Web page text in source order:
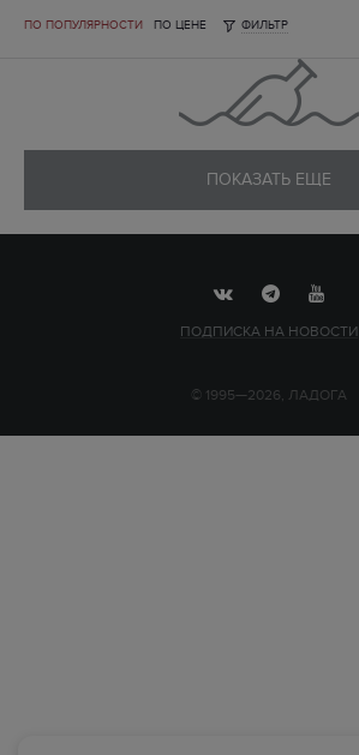
ПО ПОПУЛЯРНОСТИ ПО ЦЕНЕ ФИЛЬТР
ПОКАЗАТЬ ЕЩЕ
ПОДПИСКА НА НОВОСТИ
© 1995—2026, ЛАДОГА